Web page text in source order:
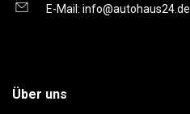
E-Mail: info@autohaus24.de
Über uns